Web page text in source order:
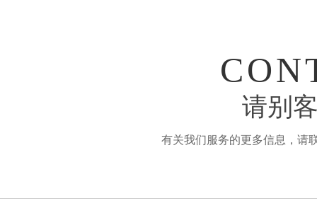
请别
有关我们服务的更多信息，请